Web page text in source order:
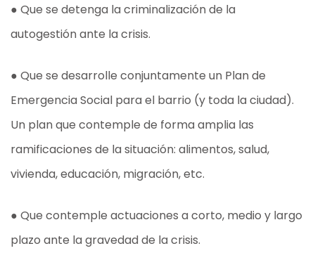
● Que se detenga la criminalización de la
autogestión ante la crisis.
● Que se desarrolle conjuntamente un Plan de
Emergencia Social para el barrio (y toda la ciudad).
Un plan que contemple de forma amplia las
ramificaciones de la situación: alimentos, salud,
vivienda, educación, migración, etc.
● Que contemple actuaciones a corto, medio y largo
plazo ante la gravedad de la crisis.